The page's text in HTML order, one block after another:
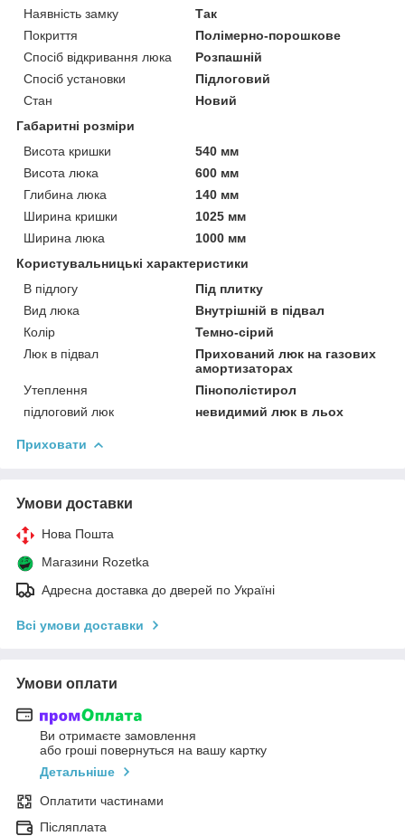
Наявність замку
Так
Покриття
Полімерно-порошкове
Спосіб відкривання люка
Розпашній
Спосіб установки
Підлоговий
Стан
Новий
Габаритні розміри
Висота кришки
540 мм
Висота люка
600 мм
Глибина люка
140 мм
Ширина кришки
1025 мм
Ширина люка
1000 мм
Користувальницькі характеристики
В підлогу
Під плитку
Вид люка
Внутрішній в підвал
Колір
Темно-сірий
Люк в підвал
Прихований люк на газових
амортизаторах
Утеплення
Пінополістирол
підлоговий люк
невидимий люк в льох
Приховати
Умови доставки
Нова Пошта
Магазини Rozetka
Адресна доставка до дверей по Україні
Всі умови доставки
Умови оплати
Ви отримаєте замовлення
або гроші повернуться на вашу картку
Детальніше
Оплатити частинами
Післяплата